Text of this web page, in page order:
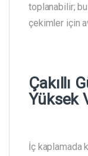
toplanabilir;
çekimler için
Çakıllı
Yüksek
İç kaplamada